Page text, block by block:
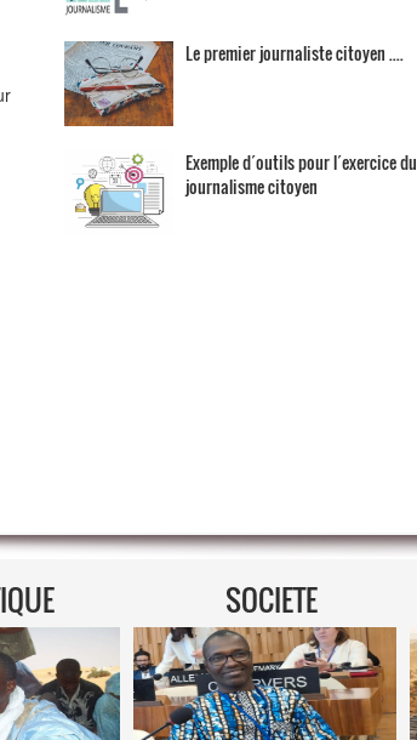
Le premier journaliste citoyen ....
Exemple d´outils pour l´exercice du
journalisme citoyen
SOCIETE